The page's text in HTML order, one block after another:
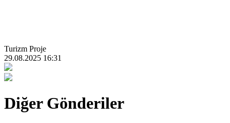
Turizm Proje
29.08.2025 16:31
Diğer Gönderiler